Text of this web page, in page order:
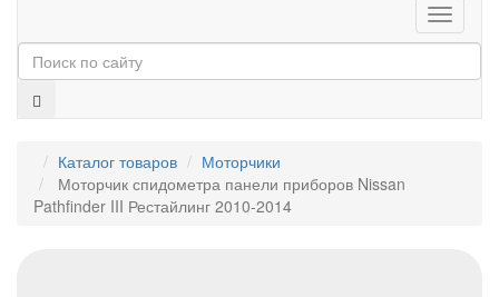
Меню
Каталог товаров
Моторчики
Моторчик спидометра панели приборов Nissan
Pathfinder III Рестайлинг 2010-2014